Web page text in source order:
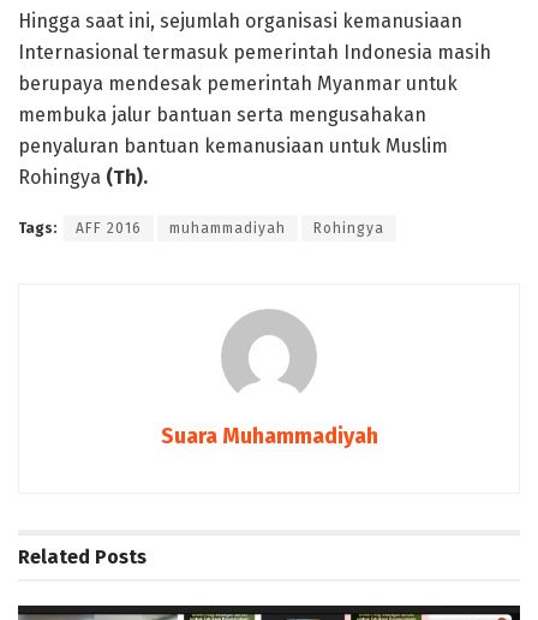
Hingga saat ini, sejumlah organisasi kemanusiaan
Internasional termasuk pemerintah Indonesia masih
berupaya mendesak pemerintah Myanmar untuk
membuka jalur bantuan serta mengusahakan
penyaluran bantuan kemanusiaan untuk Muslim
Rohingya (Th).
Tags: AFF 2016 muhammadiyah Rohingya
Suara Muhammadiyah
Related Posts